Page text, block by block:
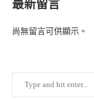
最新留言
尚無留言可供顯示。